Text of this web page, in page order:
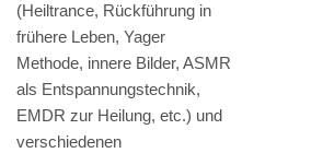
(Heiltrance, Rückführung in
frühere Leben, Yager
Methode, innere Bilder, ASMR
als Entspannungstechnik,
EMDR zur Heilung, etc.) und
verschiedenen